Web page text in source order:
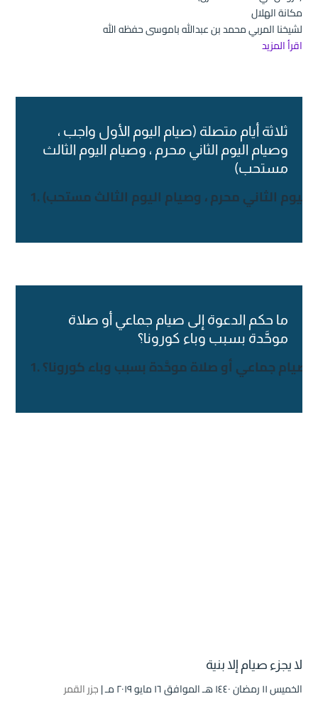
مكانة الهلال
لشيخنا المربي محمد بن عبدالله باموسى حفظه الله
اقرأ المزيد
ثلاثة أيام متصلة (صيام اليوم الأول واجب ،
وصيام اليوم الثاني محرم ، وصيام اليوم الثالث
مستحب)
اليوم الثاني محرم ، وصيام اليوم الثالث مستحب)
ما حكم الدعوة إلى صيام جماعي أو صلاة
موحَّدة بسبب وباء كورونا؟
صيام جماعي أو صلاة موحَّدة بسبب وباء كورونا؟
لا يجزء صيام إلا بنية
الخميس ۱۱ رمضان ۱٤٤۰ هـ الموافق ۱٦ مايو ۲۰۱۹ مـ |
جزر القمر